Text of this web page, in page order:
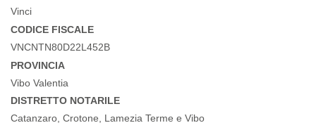
Vinci
CODICE FISCALE
VNCNTN80D22L452B
PROVINCIA
Vibo Valentia
DISTRETTO NOTARILE
Catanzaro, Crotone, Lamezia Terme e Vibo